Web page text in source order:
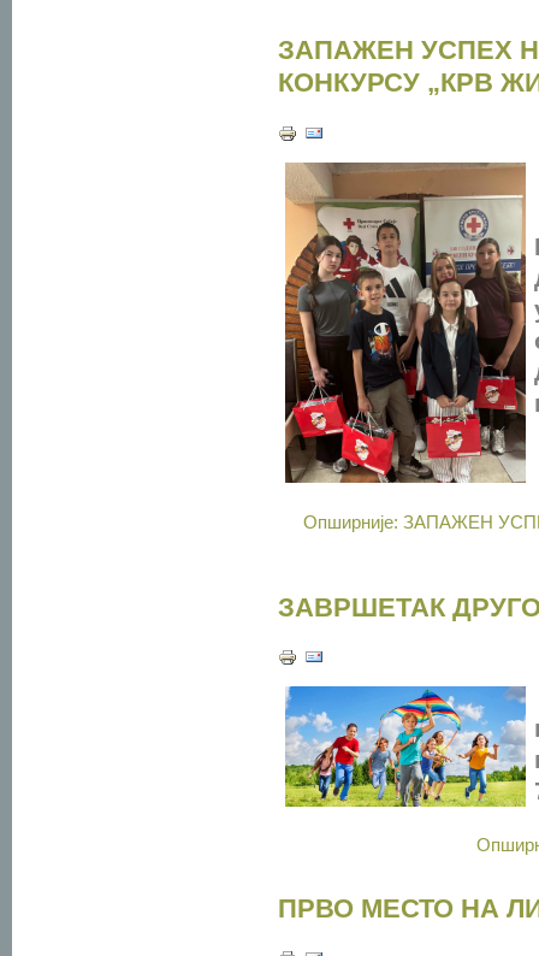
ЗАПАЖЕН УСПЕХ
КОНКУРСУ „КРВ
Опширније: ЗАПАЖЕН
ЗАВРШЕТАК
ПРВО МЕСТО НА